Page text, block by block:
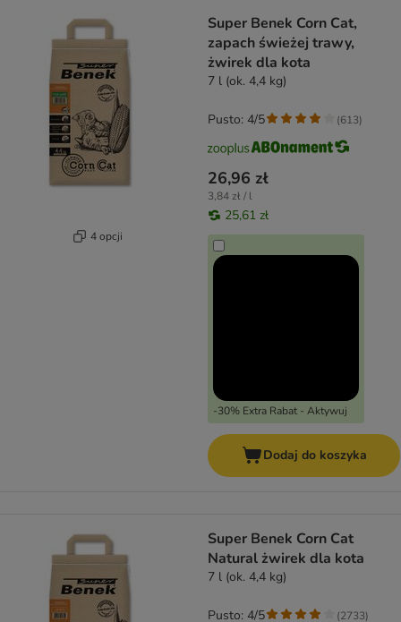
4 opcji
Super Benek Corn Cat,
zapach świeżej trawy,
żwirek dla kota
7 l (ok. 4,4 kg)
26,96 zł
3,84 zł / l
25,61 zł
-30% Extra Rabat - Aktywuj
Pusto: 4/5 (613)
Dodaj do koszyka
Super Benek Corn Cat
Natural żwirek dla kota
7 l (ok. 4,4 kg)
Pusto: 4/5 (2733)